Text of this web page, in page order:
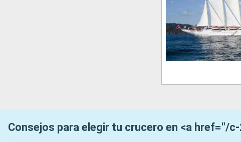
Consejos para elegir tu crucero en <a href="/